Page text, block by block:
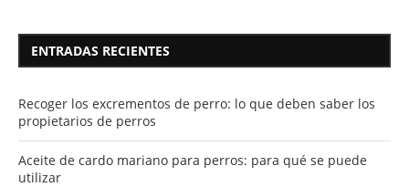
ENTRADAS RECIENTES
Recoger los excrementos de perro: lo que deben saber los
propietarios de perros
Aceite de cardo mariano para perros: para qué se puede
utilizar